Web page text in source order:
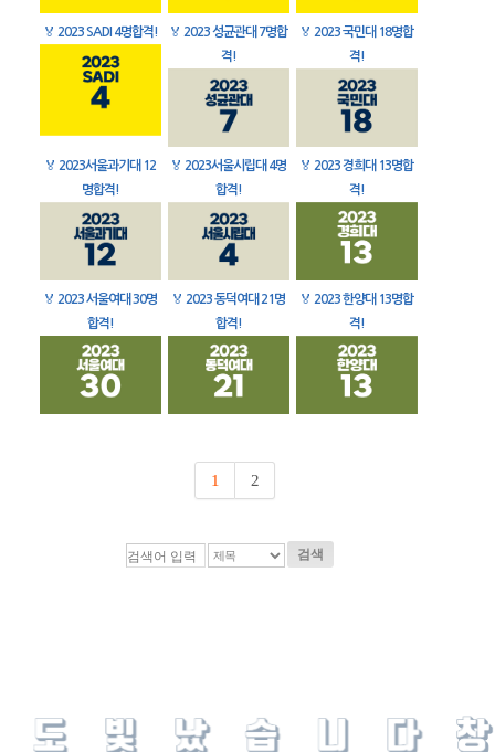
🏅 2023 SADI 4명합격! 🏅 2023 성균관대 7명합
격!
🏅 2023 국민대 18명합
격!
🏅 2023서울과기대 12
명합격!
🏅 2023서울시립대 4명
합격!
🏅 2023 경희대 13명합
격!
🏅 2023 서울여대 30명
합격!
🏅 2023 동덕여대 21명
합격!
🏅 2023 한양대 13명합
격!
1 2
검색